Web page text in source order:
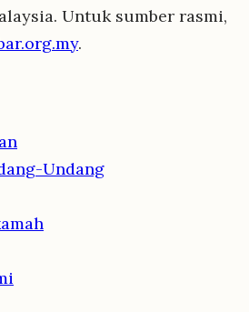
Untuk sumber rasmi,
.
Undang